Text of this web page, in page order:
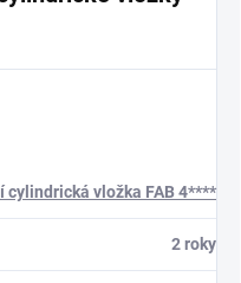
cylindrická vložka FAB 4****
2 roky